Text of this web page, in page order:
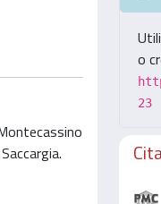
o
23